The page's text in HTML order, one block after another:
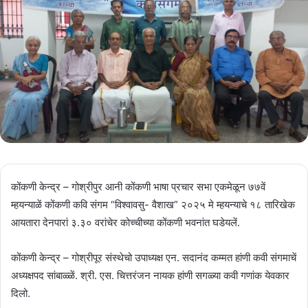
कोंकणी केन्द्र – गोश्रीपुर आनी कोंकणी भाषा प्रचार सभा एकमेळून ७७वें
म्हयन्याळें कोंकणी कवि संगम “विश्वावसु- वैशाख” २०२५ मे म्हयन्याचे १८ तारिखेक
आयतारा देनपारां ३.३० वरांचेर कोच्चीच्या कोंकणी भवनांत घडेयलें.
कोंकणी केन्द्र – गोश्रीपूर संस्थेचो उपाध्यक्ष एन. सदानंद कम्मत हांणी कवी संगमाचें
अध्यक्षपद सांबाळ्ळें. श्री. एस. चित्तरंजन नायक हांणी सगळ्या कवी गणांक येवकार
दिलो.